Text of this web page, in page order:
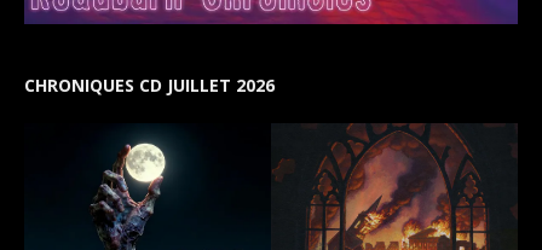
CHRONIQUES CD JUILLET 2026